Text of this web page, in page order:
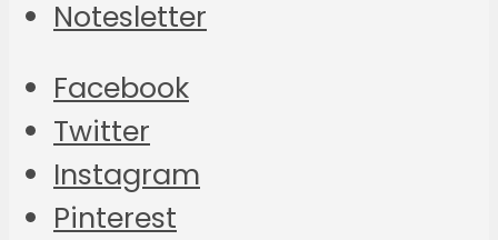
Notesletter
Facebook
Twitter
Instagram
Pinterest